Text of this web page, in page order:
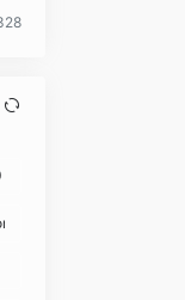
文破解版
2019破解版